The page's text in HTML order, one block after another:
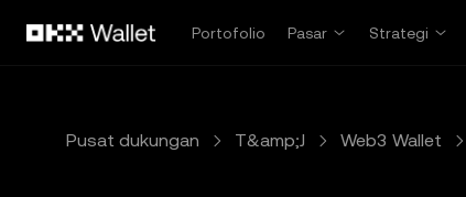
Portofolio
Pasar Strategi
Pusat dukungan T&amp;J Web3 Wallet